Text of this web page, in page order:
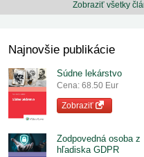
Zobraziť všetky
Najnovšie publikácie
Súdne lekárstvo
Cena: 68.50 Eur
Zobraziť
Zodpovedná osoba z
hľadiska GDPR